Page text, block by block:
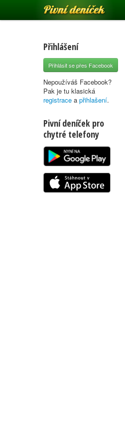
Pivní deníček
Přihlášení
Přihlásit se přes Facebook
Nepoužíváš Facebook?
Pak je tu klasická
registrace a přihlašení.
Pivní deníček pro
chytré telefony